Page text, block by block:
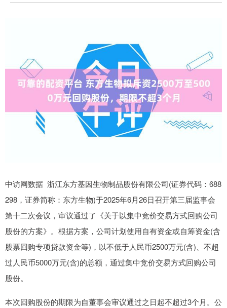
中访网数据 浙江东方基因生物制品股份有限公司(证券代码：688
298，证券简称：东方生物)于2025年6月26日召开第三届监事会
第十二次会议，审议通过了《关于以集中竞价交易方式回购公司
股份的方案》。根据方案，公司计划使用自有资金或自筹资金(含
股票回购专项贷款资金等)，以不低于人民币2500万元(含)、不超
过人民币5000万元(含)的总额，通过集中竞价交易方式回购公司
股份。
本次回购股份的期限为自董事会审议通过之日起不超过3个月。公